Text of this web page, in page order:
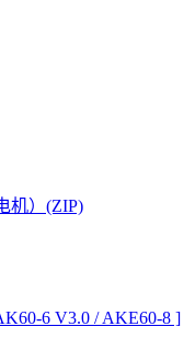
机）(ZIP)
6 V3.0 / AKE60-8 ]